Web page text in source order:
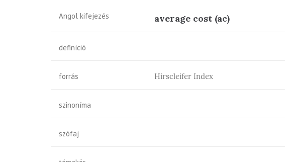
Angol kifejezés average cost (ac)
definíció
forrás Hirscleifer Index
szinoníma
szófaj